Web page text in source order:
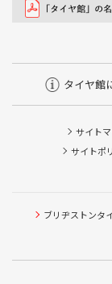
タイヤ館
サイト
サイトポ
ブリヂストンタ
タイヤ点検
ピット作業